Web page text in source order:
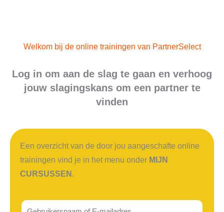
Welkom bij de online trainingen van PartnerSelect
Log in om aan de slag te gaan en verhoog
jouw slagingskans om een partner te
vinden
Een overzicht van de door jou aangeschafte online
trainingen vind je in het menu onder MIJN
CURSUSSEN.
Gebruikersnaam